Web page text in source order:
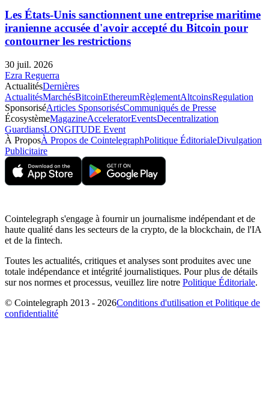
Les États-Unis sanctionnent une entreprise maritime
iranienne accusée d'avoir accepté du Bitcoin pour
contourner les restrictions
30 juil. 2026
Ezra Reguerra
ActualitésDernières
ActualitésMarchésBitcoinEthereumRèglementAltcoinsRegulation
SponsoriséArticles SponsorisésCommuniqués de Presse
ÉcosystèmeMagazineAcceleratorEventsDecentralization
GuardiansLONGITUDE Event
À ProposÀ Propos de CointelegraphPolitique ÉditorialeDivulgation
Publicitaire
Cointelegraph s'engage à fournir un journalisme indépendant et de
haute qualité dans les secteurs de la crypto, de la blockchain, de l'IA
et de la fintech.
Toutes les actualités, critiques et analyses sont produites avec une
totale indépendance et intégrité journalistiques. Pour plus de détails
sur nos normes et processus, veuillez lire notre Politique Éditoriale.
© Cointelegraph 2013 - 2026Conditions d'utilisation et Politique de
confidentialité